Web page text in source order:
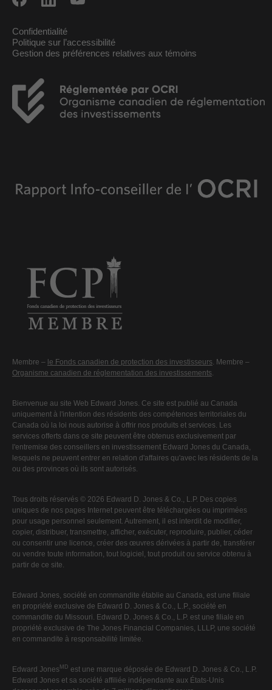
Confidentialité
Politique sur l’accessibilité
Gestion des préférences relatives aux témoins
Membre – le Fonds canadien de protection des investisseurs . Membre –
Organisme canadien de réglementation des investissements
Bienvenue au site Web Edward Jones. Ce site est publié au Canada
uniquement à l'intention des résidents des compétences territoriales du
Canada où la loi nous autorise à offrir nos produits et services. Les
services offerts dans ce site peuvent être obtenus exclusivement par
l'entremise des conseillers en investissement Edward Jones du Canada,
lesquels ne peuvent entrer en relation d'affaires qu'avec les résidents de la
ou des provinces où ils sont autorisés.
Tous droits réservés © 2026 Edward D. Jones & Co., L.P. Des copies
uniques de nos pages Internet peuvent être téléchargées ou imprimées
pour usage personnel seulement. Autrement, il est interdit de modifier,
copier, distribuer, transmettre, afficher, exécuter, reproduire, publier, céder
ou consentir une licence, créer des œuvres dérivées à partir de, transférer
ou vendre toute information, tout logiciel, tout produit ou service obtenu à
partir de ce site.
Edward Jones, société en commandite établie au Canada, est une filiale
en propriété exclusive de Edward D. Jones & Co., L.P., société en
commandite du Missouri. Edward D. Jones & Co., L.P. est une filiale en
propriété exclusive de The Jones Financial Companies, LLLP, une société
en commandite à responsabilité limitée.
Edward JonesMD est une marque déposée de Edward D. Jones & Co., L.P.
Edward Jones et sa société affiliée indépendante aux États-Unis